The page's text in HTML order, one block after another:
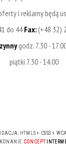
i reklamy będą
do 44Fax:(+48 32)
godz. 7.30 -
piątki 7.30 - 14.00
HTML5+ CSS3 +
CONCEPT